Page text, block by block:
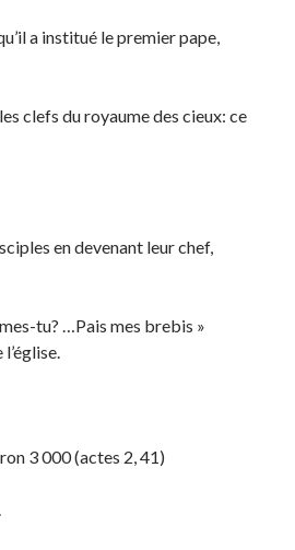
a institué le premier pape,
clefs du royaume des cieux: ce
en devenant leur chef,
tu? …Pais mes brebis »
3 000 (actes 2, 41)